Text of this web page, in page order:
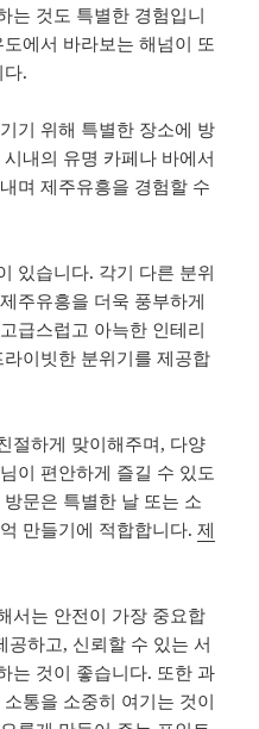
는 것도 특별한 경험입니
에서 바라보는 해넘이 또
.
기 위해 특별한 장소에 방
내의 유명 카페나 바에서
며 제주유흥을 경험할 수
있습니다. 각기 다른 분위
주유흥을 더욱 풍부하게
급스럽고 아늑한 인테리
이빗한 분위기를 제공합
절하게 맞이해주며, 다양
이 편안하게 즐길 수 있도
문은 특별한 날 또는 소
만들기에 적합합니다.제
서는 안전이 가장 중요합
공하고, 신뢰할 수 있는 서
는 것이 좋습니다. 또한 과
통을 소중히 여기는 것이